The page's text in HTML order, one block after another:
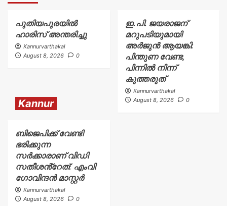
പുതിയപുരയിൽ
ഹാരിസ് അന്തരിച്ചു
Kannurvarthakal
August 8, 2026
0
ഇ.പി. ജയരാജന്
മറുപടിയുമായി
അർജുൻ ആയങ്കി:
പിന്തുണ വേണ്ട,
പിന്നിൽ നിന്ന്
കുത്തരുത്
Kannurvarthakal
August 8, 2026
0
Kannur
ബിജെപിക്ക് വേണ്ടി
ഭരിക്കുന്ന
സർക്കാരാണ് വിഡി
സതീശൻ്റേത്: എംവി
ഗോവിന്ദൻ മാസ്റ്റർ
Kannurvarthakal
August 8, 2026
0